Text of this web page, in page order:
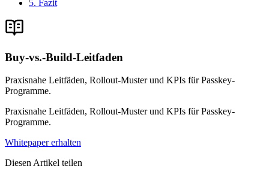
5. Fazit
Buy-vs.-Build-Leitfaden
Praxisnahe Leitfäden, Rollout-Muster und KPIs für Passkey-
Programme.
Praxisnahe Leitfäden, Rollout-Muster und KPIs für Passkey-
Programme.
Whitepaper erhalten
Diesen Artikel teilen